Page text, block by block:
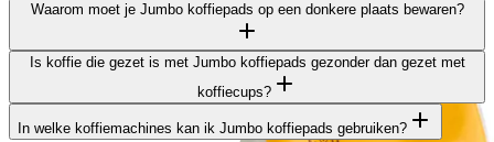
Waarom moet je Jumbo koffiepads op een donkere plaats bewaren?
Om de kwaliteit van de koffie in Jumbo pads zolang mogelijk op
niveau te houden, is het belangrijk dat je de koffie op de juiste
manier bewaart. Licht beïnvloedt de smaak van koffie nadelig, net
zoals lucht (zuurstof) dit doet. Dus bewaar de pads niet alleen op
Is koffie die gezet is met Jumbo koffiepads gezonder dan gezet met
koffiecups?
Jumbo koffiepads bevatten gemalen koffie, ook wel filterkoffie
In welke koffiemachines kan ik Jumbo koffiepads gebruiken?